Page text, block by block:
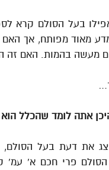
בעל הסולם קרא
מאוד מפותח, אך
מעשה בהמות. האם זה
אתה לומד שהכלל
את דעת בעל
פרי חכם א’ עמ’